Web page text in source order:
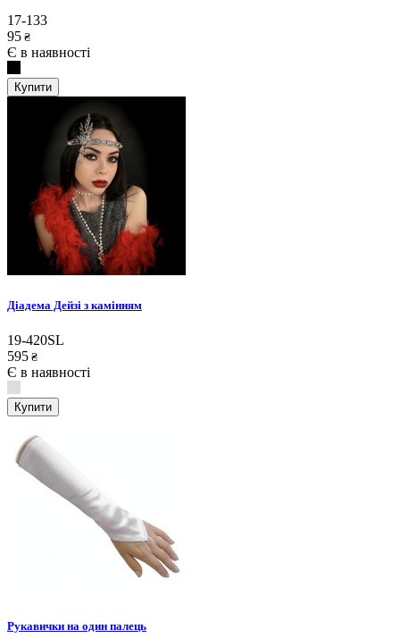
17-133
95 ₴
Є в наявності
Купити
Діадема Дейзі з камінням
19-420SL
595 ₴
Є в наявності
Купити
Рукавички на один палець